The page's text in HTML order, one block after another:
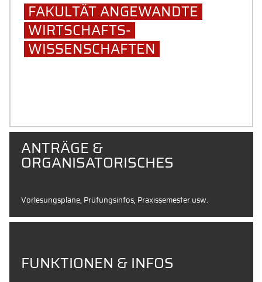
FAKULTÄT ANGEWANDTE
WIRTSCHAFTS-
WISSENSCHAFTEN
ANTRÄGE &
ORGANISATORISCHES
Vorlesungspläne, Prüfungsinfos, Praxissemester usw.
FUNKTIONEN & INFOS